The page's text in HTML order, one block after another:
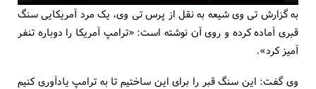
به گزارش تی وی شیعه به نقل از پرس تی وی، یک مرد آمریکایی سنگ
قبری آماده کرده و روی آن نوشته است: «ترامپ آمریکا را دوباره تنفر
آمیز کرد».
وی گفت: این سنگ قبر را برای این ساختیم تا به ترامپ یاد‌آوری کنیم